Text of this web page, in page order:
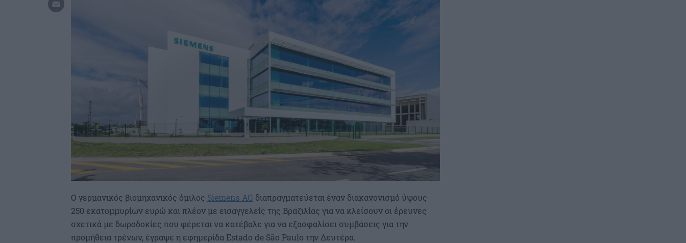
Ο γερμανικός βιομηχανικός όμιλος Siemens AG διαπραγματεύεται έναν διακανονισμό ύψους
250 εκατομμυρίων ευρώ και πλέον με εισαγγελείς της Βραζιλίας για να κλείσουν οι έρευνες
σχετικά με δωροδοκίες που φέρεται να κατέβαλε για να εξασφαλίσει συμβάσεις για την
προμήθεια τρένων, έγραψε η εφημερίδα Estado de São Paulo την Δευτέρα.